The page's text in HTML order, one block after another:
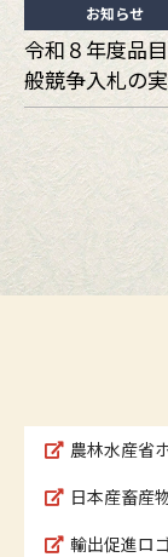
お知らせ
令和８年度品
般競争入札の
農林水産省
日本産畜産
輸出促進ロ